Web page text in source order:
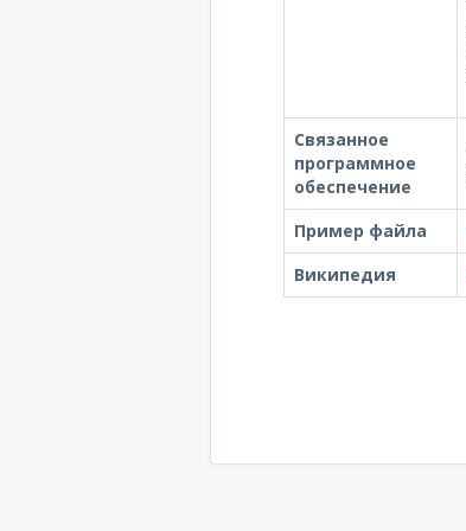
Связанное
программное
обеспечение
Пример файла
Википедия